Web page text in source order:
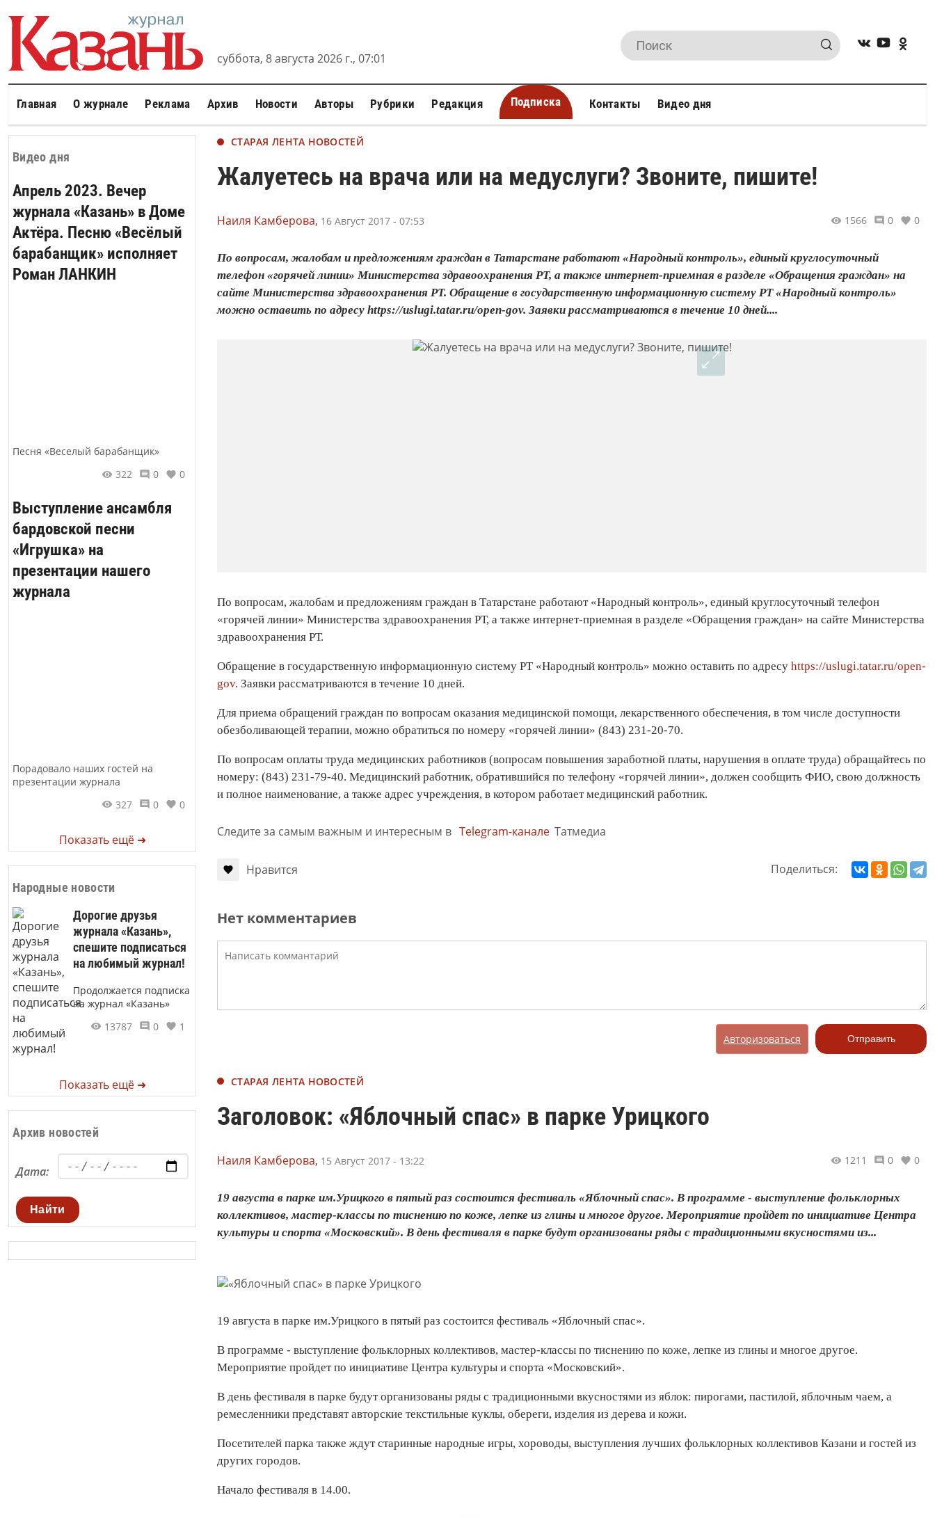
суббота, 8 августа 2026 г., 07:01
Главная О журнале Реклама Архив Новости Авторы Рубрики Редакция Подписка Контакты Видео дня
Видео дня
Апрель 2023. Вечер
журнала «Казань» в Доме
Актёра. Песню «Весёлый
барабанщик» исполняет
Роман ЛАНКИН
Песня «Веселый барабанщик»
322
0 0
Выступление ансамбля
бардовской песни
«Игрушка» на
презентации нашего
журнала
Порадовало наших гостей на
презентации журнала
327
0 0
Показать ещё ➜
Народные новости
Дорогие друзья
журнала «Казань»,
спешите подписаться
на любимый журнал!
Продолжается подписка
на журнал «Казань»
13787
0 1
Показать ещё ➜
Архив новостей
Дата:
Найти
СТАРАЯ ЛЕНТА НОВОСТЕЙ
Жалуетесь на врача или на медуслуги? Звоните, пишите!
Наиля Камберова, 16 Август 2017 - 07:53 1566 0 0
По вопросам, жалобам и предложениям граждан в Татарстане работают «Народный контроль», единый круглосуточный
телефон «горячей линии» Министерства здравоохранения РТ, а также интернет-приемная в разделе «Обращения граждан» на
сайте Министерства здравоохранения РТ. Обращение в государственную информационную систему РТ «Народный контроль»
можно оставить по адресу https://uslugi.tatar.ru/open-gov. Заявки рассматриваются в течение 10 дней....
По вопросам, жалобам и предложениям граждан в Татарстане работают «Народный контроль», единый круглосуточный телефон
«горячей линии» Министерства здравоохранения РТ, а также интернет-приемная в разделе «Обращения граждан» на сайте Министерства
здравоохранения РТ.
Обращение в государственную информационную систему РТ «Народный контроль» можно оставить по адресу https://uslugi.tatar.ru/open-
gov. Заявки рассматриваются в течение 10 дней.
Для приема обращений граждан по вопросам оказания медицинской помощи, лекарственного обеспечения, в том числе доступности
обезболивающей терапии, можно обратиться по номеру «горячей линии» (843) 231-20-70.
По вопросам оплаты труда медицинских работников (вопросам повышения заработной платы, нарушения в оплате труда) обращайтесь по
номеру: (843) 231-79-40. Медицинский работник, обратившийся по телефону «горячей линии», должен сообщить ФИО, свою должность
и полное наименование, а также адрес учреждения, в котором работает медицинский работник.
Следите за самым важным и интересным в Telegram-канале Татмедиа
Нравится Поделиться:
Нет комментариев
Авторизоваться Отправить
СТАРАЯ ЛЕНТА НОВОСТЕЙ
Заголовок: «Яблочный спас» в парке Урицкого
Наиля Камберова, 15 Август 2017 - 13:22 1211 0 0
19 августа в парке им.Урицкого в пятый раз состоится фестиваль «Яблочный спас». В программе - выступление фольклорных
коллективов, мастер-классы по тиснению по коже, лепке из глины и многое другое. Мероприятие пройдет по инициативе Центра
культуры и спорта «Московский». В день фестиваля в парке будут организованы ряды с традиционными вкусностями из...
19 августа в парке им.Урицкого в пятый раз состоится фестиваль «Яблочный спас».
В программе - выступление фольклорных коллективов, мастер-классы по тиснению по коже, лепке из глины и многое другое.
Мероприятие пройдет по инициативе Центра культуры и спорта «Московский».
В день фестиваля в парке будут организованы ряды с традиционными вкусностями из яблок: пирогами, пастилой, яблочным чаем, а
ремесленники представят авторские текстильные куклы, обереги, изделия из дерева и кожи.
Посетителей парка также ждут старинные народные игры, хороводы, выступления лучших фольклорных коллективов Казани и гостей из
других городов.
Начало фестиваля в 14.00.